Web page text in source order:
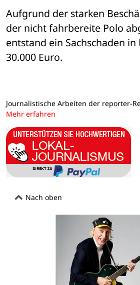
Aufgrund der starken
der nicht fahrbereite Polo
entstand ein Sachschaden
30.000 Euro.
Journalistische Arbeiten der reporter-
Mehr erfahren
Nach oben